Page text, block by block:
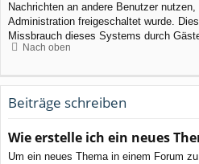
Nachrichten an andere Benutzer
Administration freigeschaltet wurde.
Missbrauch dieses Systems durch
Nach oben
Beiträge schreiben
Wie erstelle ich ein neues
Um ein neues Thema in einem Forum